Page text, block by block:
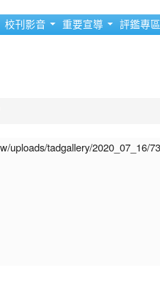
校刊影音 重要宣導 評鑑專區